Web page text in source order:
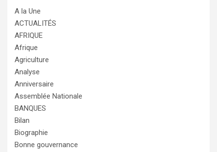
A la Une
ACTUALITÉS
AFRIQUE
Afrique
Agriculture
Analyse
Anniversaire
Assemblée Nationale
BANQUES
Bilan
Biographie
Bonne gouvernance